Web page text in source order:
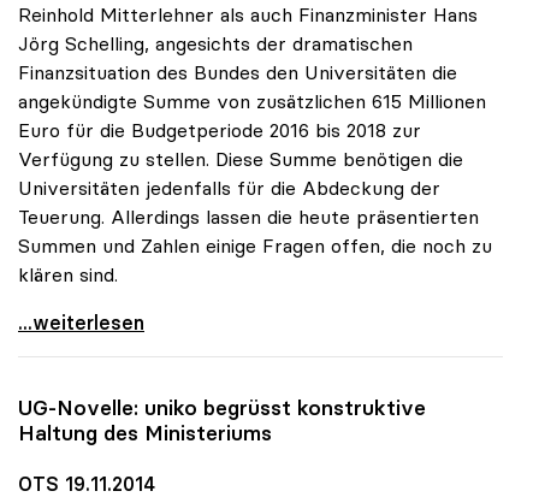
Reinhold Mitterlehner als auch Finanzminister Hans
Jörg Schelling, angesichts der dramatischen
Finanzsituation des Bundes den Universitäten die
angekündigte Summe von zusätzlichen 615 Millionen
Euro für die Budgetperiode 2016 bis 2018 zur
Verfügung zu stellen. Diese Summe benötigen die
Universitäten jedenfalls für die Abdeckung der
Teuerung. Allerdings lassen die heute präsentierten
Summen und Zahlen einige Fragen offen, die noch zu
klären sind.
Schmidinger zu Uni-Budget: Steigerung
...weiterlesen
UG-Novelle: uniko begrüsst konstruktive
Haltung des Ministeriums
OTS 19.11.2014